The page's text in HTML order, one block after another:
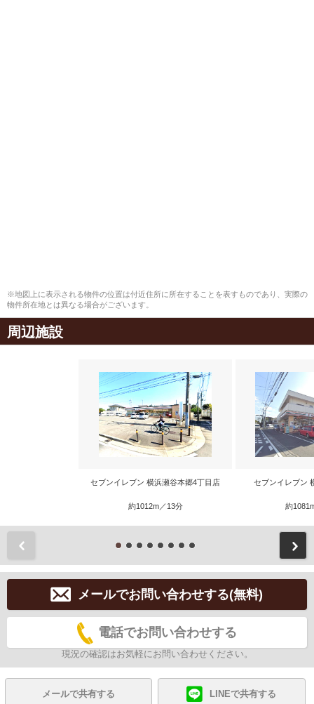
※地図上に表示される物件の位置は付近住所に所在することを表すものであり、実際の
物件所在地とは異なる場合がございます。
周辺施設
セブンイレブン 横浜瀬谷本郷4丁目店
約1012m／13分
セブンイレブン
約
メールでお問い合わせする(無料)
電話でお問い合わせする
現況の確認はお気軽にお問い合わせください。
メールで共有する LINEで共有する